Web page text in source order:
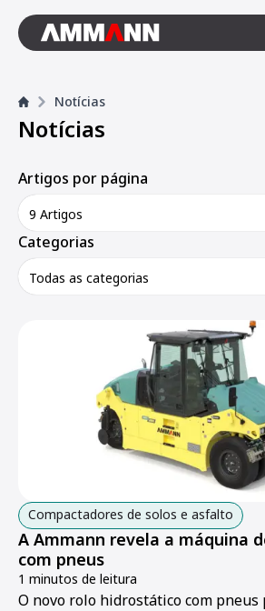
Notícias
Notícias
Artigos por página
9 Artigos
Categorias
Todas as categorias
Compactadores de solos e asfalto
A Ammann revela a máquina
com pneus
1 minutos de leitura
O novo rolo hidrostático com pneus